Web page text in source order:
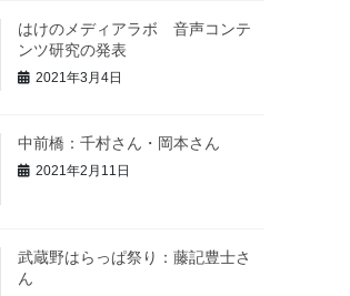
はけのメディアラボ 音声コンテ
ンツ研究の発表
2021年3月4日
中前橋：千村さん・岡本さん
2021年2月11日
武蔵野はらっぱ祭り：藤記豊士さ
ん